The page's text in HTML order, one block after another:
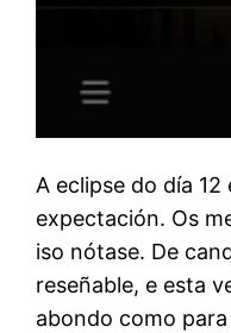
A eclipse do día
expectación. Os
iso nótase. De
reseñable, e esta
abondo como